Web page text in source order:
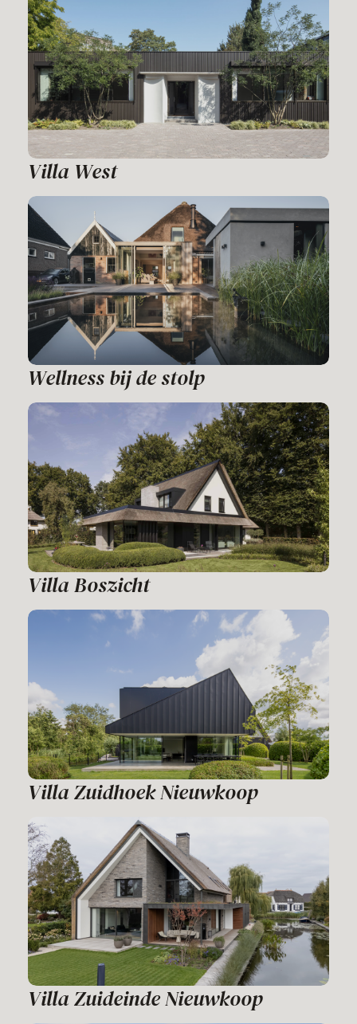
Villa West
Wellness bij de stolp
Villa Boszicht
Villa Zuidhoek Nieuwkoop
Villa Zuideinde Nieuwkoop